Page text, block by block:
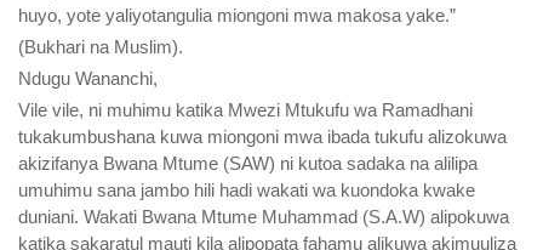
huyo, yote yaliyotangulia miongoni mwa makosa yake.”
(Bukhari na Muslim).
Ndugu Wananchi,
Vile vile, ni muhimu katika Mwezi Mtukufu wa Ramadhani
tukakumbushana kuwa miongoni mwa ibada tukufu alizokuwa
akizifanya Bwana Mtume (SAW) ni kutoa sadaka na alilipa
umuhimu sana jambo hili hadi wakati wa kuondoka kwake
duniani. Wakati Bwana Mtume Muhammad (S.A.W) alipokuwa
katika sakaratul mauti kila alipopata fahamu alikuwa akimuuliza